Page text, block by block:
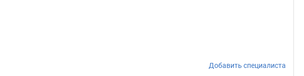
Добавить специалиста